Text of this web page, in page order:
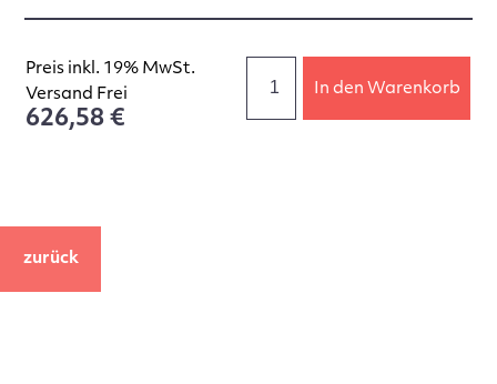
Preis inkl. 19% MwSt.
Versand Frei
626,58 €
In den Warenkorb
zurück